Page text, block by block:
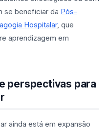
se beneficiar da Pós-
Hospitalar, que
aprendizagem em
perspectivas para
ainda está em expansão